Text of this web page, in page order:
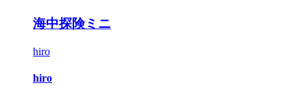
海中探険ミニ
hiro
hiro